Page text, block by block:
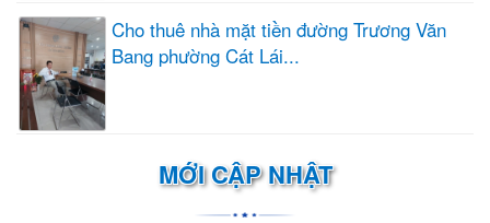
Cho thuê nhà mặt tiền đường Trương Văn
Bang phường Cát Lái...
MỚI CẬP NHẬT